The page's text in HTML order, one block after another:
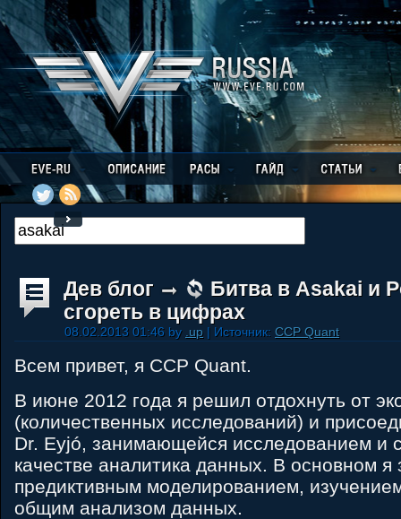
Дев блог
Битва в Asakai и
сгореть в цифрах
08.02.2013 01:46 by .up | Источник: CCP Quant
Всем привет, я CCP Quant.
В июне 2012 года я решил отдохнуть от
(количественных исследований) и
Dr. Eyjó, занимающейся исследованием и
качестве аналитика данных. В основном
предиктивным моделированием,
общим анализом данных.